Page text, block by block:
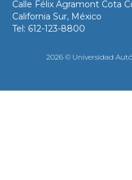
Calle Félix Agramont Cota
California Sur, México
Tel: 612-123-8800
2026 © Universidad